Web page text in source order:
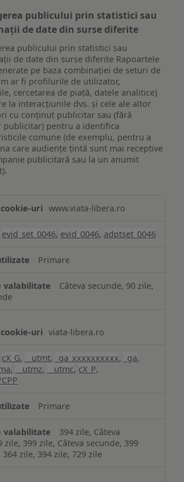
publicului prin statistici sau
de date din surse diferite
publicului prin statistici sau
de date din surse diferite Rapoartele
pe baza combinației de seturi de
ar fi profilurile de utilizator,
cercetarea de piață, datele analitice)
la interacțiunile dvs. și cele ale altor
cu conținut publicitar sau (fără
publicitar) pentru a identifica
comune (de exemplu, pentru a
care audiențe țintă sunt mai receptive
publicitară sau la un anumit
www.viata-libera.ro
evid_set_0046, evid_0046, adptset_0046
Primare
Câteva secunde, 90 zile,
viata-libera.ro
cX_G, __utmt, _ga_xxxxxxxxxx, _ga,
, __utmz, __utmc, cX_P,
Primare
394 zile, Câteva
zile, 399 zile, Câteva secunde, 399
364 zile, 394 zile, 729 zile